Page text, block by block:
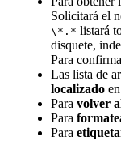
Solicitará el
\*.* listará
disquete,
Para
Las lista de
localizado
Para volver
Para
Para